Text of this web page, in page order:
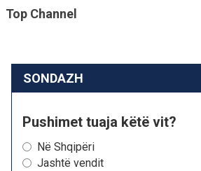
Top Channel
SONDAZH
Pushimet tuaja këtë vit?
Në Shqipëri
Jashtë vendit